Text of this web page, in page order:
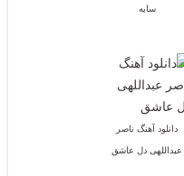
سایه
دانلود آهنگ ناصر
عبداللهی دل عاشق